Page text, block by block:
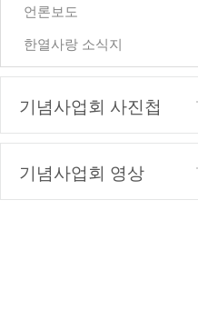
언론보도
한열사랑 소식지
기념사업회 사진첩
기념사업회 영상